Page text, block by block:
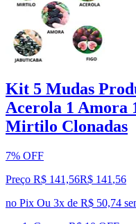
Kit 5 Mudas
Acerola 1 Amora
Mirtilo Clonadas
7% OFF
Preço R$ 141,56R$ 141 ,56
no Pix Ou 3x de R$ 50,74